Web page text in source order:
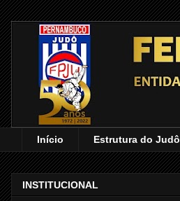
Início Estrutura do Judô
INSTITUCIONAL